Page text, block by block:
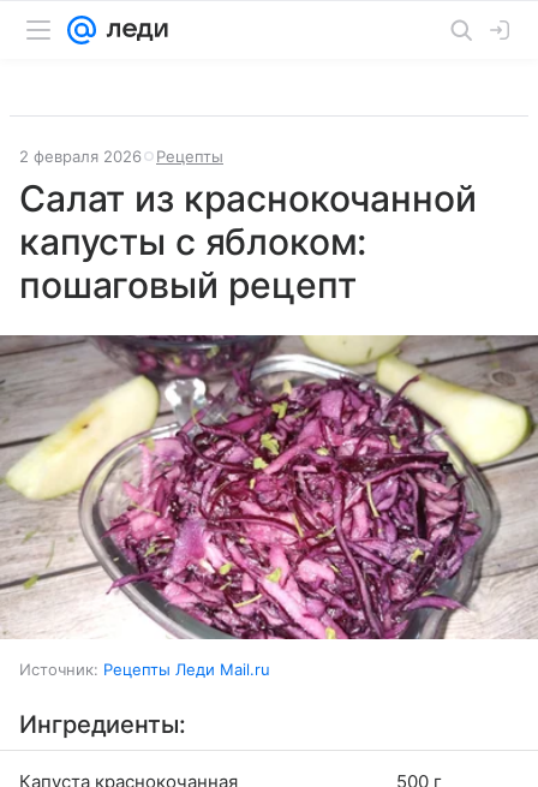
2 февраля 2026 Рецепты
Салат из краснокочанной
капусты с яблоком:
пошаговый рецепт
Источник: Рецепты Леди Mail.ru
Ингредиенты:
Капуста краснокочанная 500 г